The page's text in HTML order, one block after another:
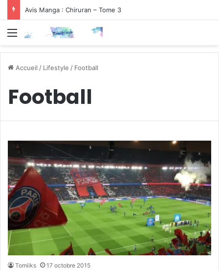
Avis Manga : Chiruran – Tome 3
Menu
Accueil / Lifestyle / Football
Football
Tomiiks 17 octobre 2015